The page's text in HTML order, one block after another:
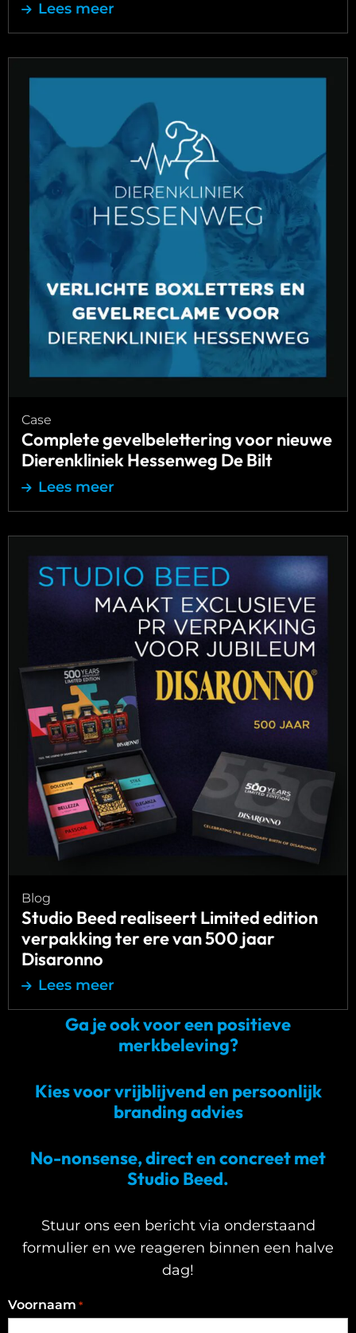
Lees meer
Complete gevelbelettering voor nieuwe
Dierenkliniek Hessenweg De Bilt
Case
Lees meer
over
Complete
gevelbelettering
nieuwe
Dierenkliniek
Hessenweg
Studio Beed realiseert Limited edition
verpakking ter ere van 500 jaar
Disaronno
Blog
Lees meer
meer
over
Limited
verpakking
van
jaar
Disaronno
Ga je ook voor een positieve
merkbeleving?
Kies voor vrijblijvend en persoonlijk
branding advies
No-nonsense, direct en concreet met
Studio Beed.
Stuur ons een bericht via onderstaand
formulier en we reageren binnen een halve
dag!
Voornaam *